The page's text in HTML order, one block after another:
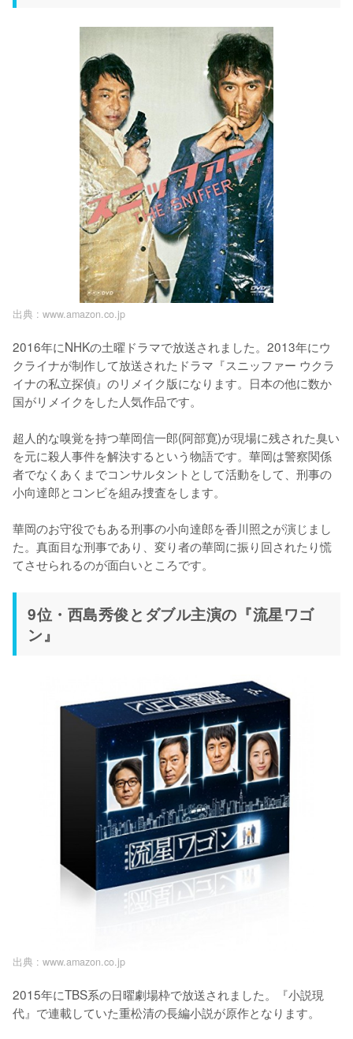
出典 : www.amazon.co.jp
2016年にNHKの土曜ドラマで放送されました。2013年にウ
クライナが制作して放送されたドラマ『スニッファー ウクラ
イナの私立探偵』のリメイク版になります。日本の他に数か
国がリメイクをした人気作品です。
超人的な嗅覚を持つ華岡信一郎(阿部寛)が現場に残された臭い
を元に殺人事件を解決するという物語です。華岡は警察関係
者でなくあくまでコンサルタントとして活動をして、刑事の
小向達郎とコンビを組み捜査をします。
華岡のお守役でもある刑事の小向達郎を香川照之が演じまし
た。真面目な刑事であり、変り者の華岡に振り回されたり慌
てさせられるのが面白いところです。
9位・西島秀俊とダブル主演の『流星ワゴ
ン』
出典 : www.amazon.co.jp
2015年にTBS系の日曜劇場枠で放送されました。『小説現
代』で連載していた重松清の長編小説が原作となります。